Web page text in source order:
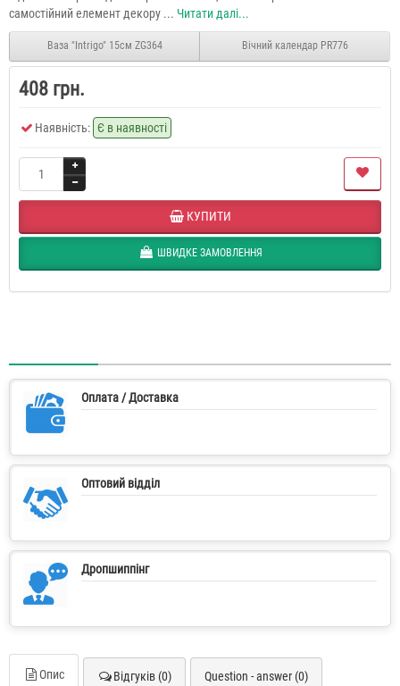
самостійний елемент декору ... Читати далі...
Ваза "Intrigo" 15см ZG364 Вічний календар PR776
408 грн.
Наявність: Є в наявності
КУПИТИ
ШВИДКЕ ЗАМОВЛЕННЯ
Оплата / Доставка
Оптовий відділ
Дропшиппінг
Опис Відгуків (0) Question - answer (0)